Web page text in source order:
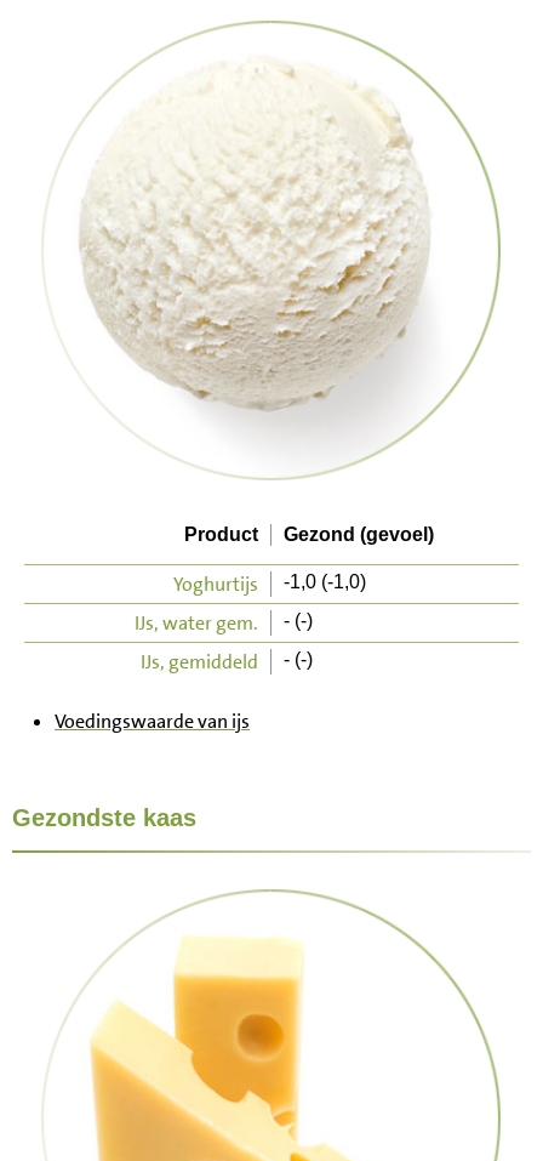
Product Gezond (gevoel)
Yoghurtijs -1,0 (-1,0)
IJs, water gem. - (-)
IJs, gemiddeld - (-)
Voedingswaarde van ijs
Gezondste kaas